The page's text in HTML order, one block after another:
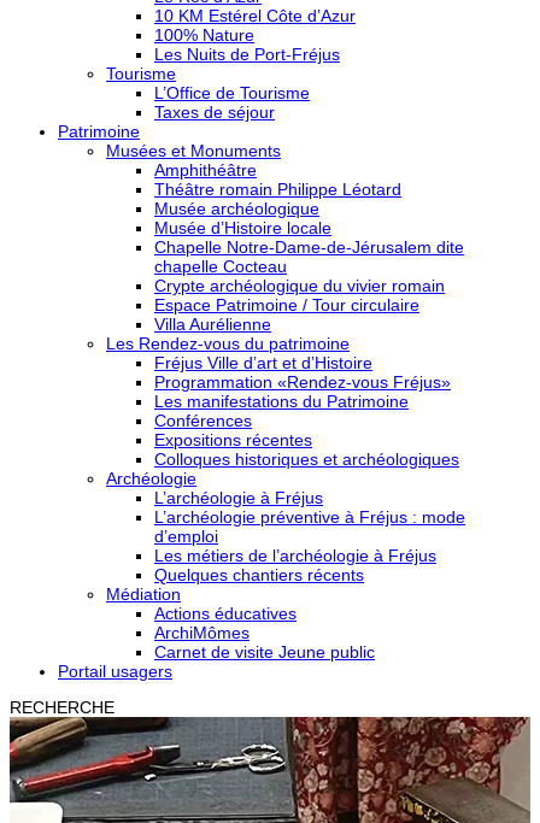
10 KM Estérel Côte d’Azur
100% Nature
Les Nuits de Port-Fréjus
Tourisme
L’Office de Tourisme
Taxes de séjour
Patrimoine
Musées et Monuments
Amphithéâtre
Théâtre romain Philippe Léotard
Musée archéologique
Musée d’Histoire locale
Chapelle Notre-Dame-de-Jérusalem dite
chapelle Cocteau
Crypte archéologique du vivier romain
Espace Patrimoine / Tour circulaire
Villa Aurélienne
Les Rendez-vous du patrimoine
Fréjus Ville d’art et d’Histoire
Programmation «Rendez-vous Fréjus»
Les manifestations du Patrimoine
Conférences
Expositions récentes
Colloques historiques et archéologiques
Archéologie
L’archéologie à Fréjus
L’archéologie préventive à Fréjus : mode
d’emploi
Les métiers de l’archéologie à Fréjus
Quelques chantiers récents
Médiation
Actions éducatives
ArchiMômes
Carnet de visite Jeune public
Portail usagers
RECHERCHE